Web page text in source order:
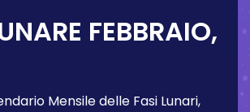
FEBBRAIO,
Mensile delle Fasi Lunari,